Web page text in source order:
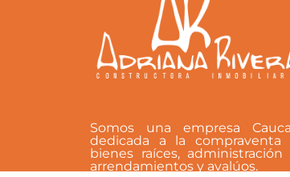
Somos una empresa
dedicada a la compraventa
bienes raíces, administración
arrendamientos y avalúos.